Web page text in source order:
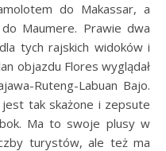
do Makassar, a
Maumere. Prawie dwa
tych rajskich widoków i
objazdu Flores wyglądał
Ruteng-Labuan Bajo.
tak skażone i zepsute
Ma to swoje plusy w
turystów, ale też ma